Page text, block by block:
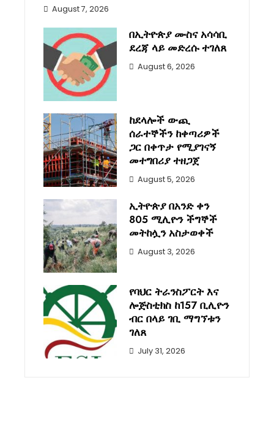
August 7, 2026
በኢትዮጵያ ሙስና አሳሳቢ
ደረጃ ላይ መድረሱ ተገለጸ
August 6, 2026
ከደላሎች ውጪ
ሰራተኞችን ከቀጣሪዎች
ጋር በቀጥታ የሚያገናኝ
መተግበሪያ ተዘጋጀ
August 5, 2026
ኢትዮጵያ በአንድ ቀን
805 ሚሊዮን ችግኞች
መትከሏን አስታወቀች
August 3, 2026
የባህር ትራንስፖርት እና
ሎጅስቲክስ ከ157 ቢሊዮን
ብር በላይ ገቢ ማግኘቱን
ገለጸ
July 31, 2026